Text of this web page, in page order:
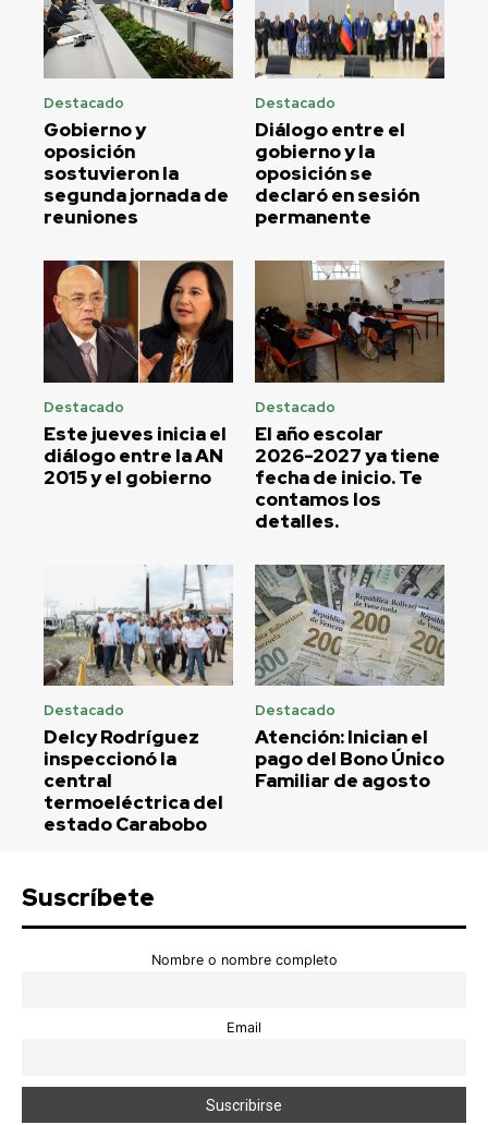
Destacado
Gobierno y
oposición
sostuvieron la
segunda jornada de
reuniones
Destacado
Diálogo entre el
gobierno y la
oposición se
declaró en sesión
permanente
Destacado
Este jueves inicia el
diálogo entre la AN
2015 y el gobierno
Destacado
El año escolar
2026-2027 ya tiene
fecha de inicio. Te
contamos los
detalles.
Destacado
Delcy Rodríguez
inspeccionó la
central
termoeléctrica del
estado Carabobo
Destacado
Atención: Inician el
pago del Bono Único
Familiar de agosto
Suscríbete
Nombre o nombre completo
Email